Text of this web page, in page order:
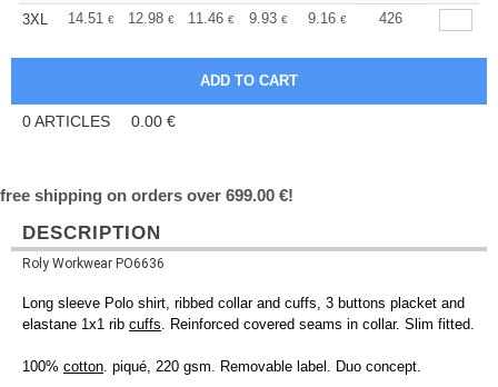
3XL
14.51 € 12.98 € 11.46 € 9.93 € 9.16 € 8.78 €
426
0ARTICLES 0.00 €
free shipping on orders over 699.00 €!
DESCRIPTION
Roly Workwear PO6636
Long sleeve Polo shirt, ribbed collar and cuffs, 3 buttons placket and
elastane 1x1 rib cuffs. Reinforced covered seams in collar. Slim fitted.
100% cotton. piqué, 220 gsm. Removable label. Duo concept.